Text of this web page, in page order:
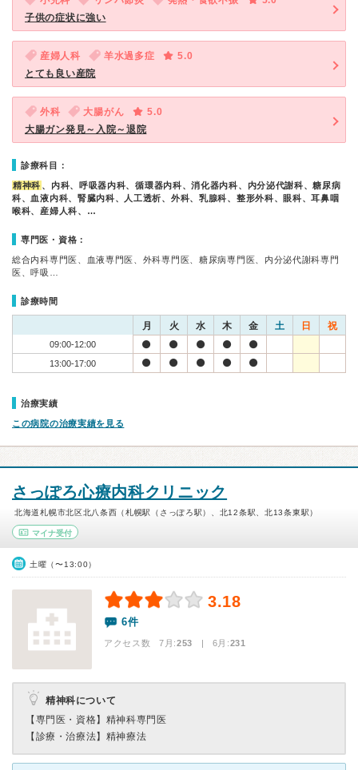
子供の症状に強い
産婦人科 羊水過多症
5.0
とても良い産院
外科 大腸がん
5.0
大腸ガン発見～入院～退院
診療科目：
精神科 、内科、呼吸器内科、循環器内科、消化器内科、内分泌代謝科、糖尿病
科、血液内科、腎臓内科、人工透析、外科、乳腺科、整形外科、眼科、耳鼻咽
喉科、産婦人科、…
専門医・資格：
総合内科専門医、血液専門医、外科専門医、糖尿病専門医、内分泌代謝科専門
医、呼吸…
診療時間
月 火 水 木 金 土 日 祝
09:00-12:00
13:00-17:00
治療実績
この病院の治療実績を見る
さっぽろ心療内科クリニック
北海道札幌市北区北八条西（札幌駅（さっぽろ駅）、北12条駅、北13条東駅）
マイナ受付
土曜（〜13:00）
3.18
6件
アクセス数 7月:253 | 6月:231
精神科について
【専門医・資格】 精神科専門医
【診療・治療法】 精神療法